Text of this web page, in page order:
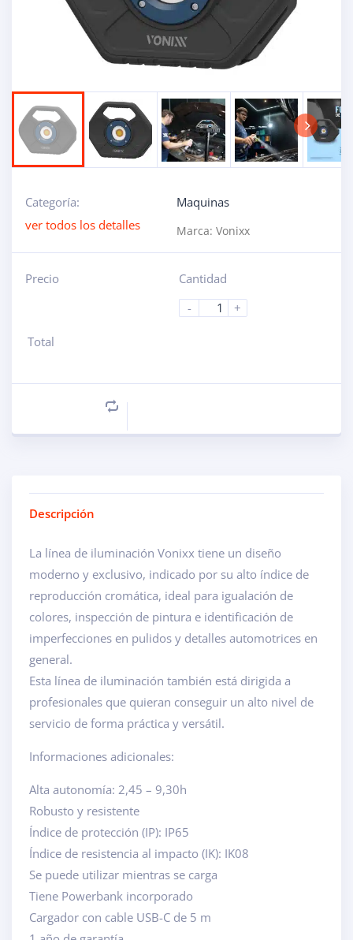
Next
Categoría:
Maquinas
ver todos los detalles
Marca: Vonixx
Precio
Cantidad
-
+
Total
Descripción
La línea de iluminación Vonixx tiene un diseño
moderno y exclusivo, indicado por su alto índice de
reproducción cromática, ideal para igualación de
colores, inspección de pintura e identificación de
imperfecciones en pulidos y detalles automotrices en
general.
Esta línea de iluminación también está dirigida a
profesionales que quieran conseguir un alto nivel de
servicio de forma práctica y versátil.
Informaciones adicionales:
Alta autonomía: 2,45 – 9,30h
Robusto y resistente
Índice de protección (IP): IP65
Índice de resistencia al impacto (IK): IK08
Se puede utilizar mientras se carga
Tiene Powerbank incorporado
Cargador con cable USB-C de 5 m